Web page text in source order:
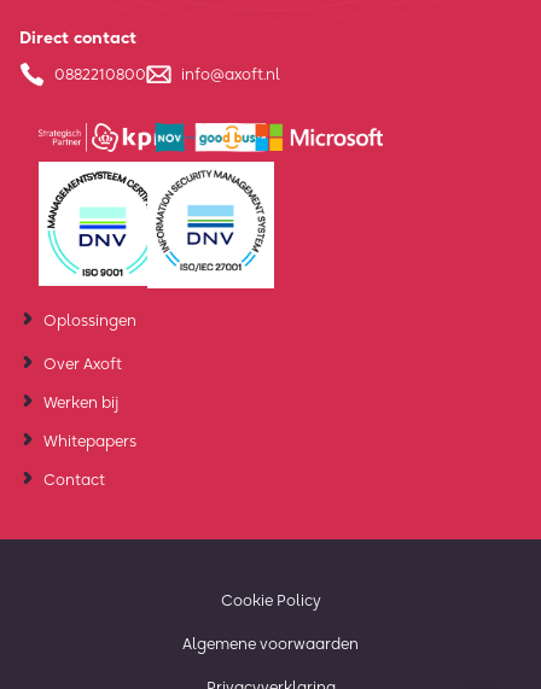
Direct contact
0882210800 info@axoft.nl
Oplossingen
Over Axoft
Werken bij
Whitepapers
Contact
Cookie Policy
Algemene voorwaarden